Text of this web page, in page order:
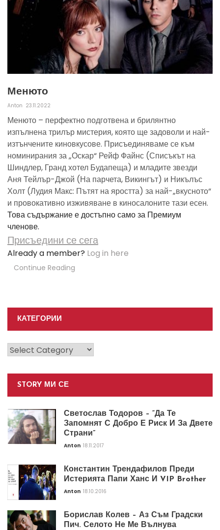
Менюто
Anton 23.11.2022
Менюто – перфектно подготвена и брилянтно
изпълнена трилър мистерия, която ще задоволи и най-
изтънчените киновкусове. Присъединяваме се към
номинирания за „Оскар“ Рейф Файнс (Списъкът на
Шиндлер, Гранд хотел Будапеща) и младите звезди
Аня Тейлър-Джой (На парчета, Викингът) и Никълъс
Холт (Лудия Макс: Пътят на яростта) за най-„вкусното“
и провокативно изживяване в киносалоните тази есен.
Това съдържание е достъпно само за Премиум
членове.
Присъедини се сега
Already a member? Log in here
Continue Reading
КАТЕГОРИИ
Категории
STORY МИ СЕ
Светослав Тодоров – “Да Те
Запомнят С Добро Е Риск И За Двете
Страни”
Anton 18.11.2017
Константин Трендафилов Преди
Истерията Папи Ханс И VIP Brother
Anton 18.10.2016
Борислав Колев – Аз Съм Градски
Пич. Селото Не Ме Вълнува